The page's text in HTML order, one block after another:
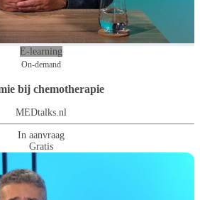
E-learning
On-demand
bij chemotherapie
MEDtalks.nl
In aanvraag
Gratis